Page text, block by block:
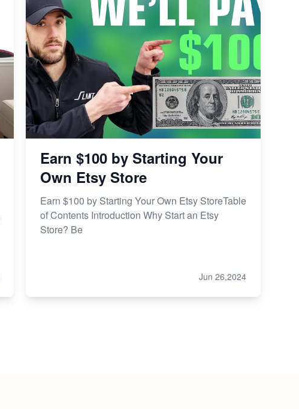
Earn $100 by Starting Your
Own Etsy Store
Earn $100 by Starting Your Own Etsy StoreTable
of Contents Introduction Why Start an Etsy
Store? Be
Jun 26,2024